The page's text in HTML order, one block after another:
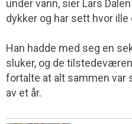
under vann, sier Lars
dykker og har sett hvor
Han hadde med seg en
sluker, og de
fortalte at alt sammen var
av et år.